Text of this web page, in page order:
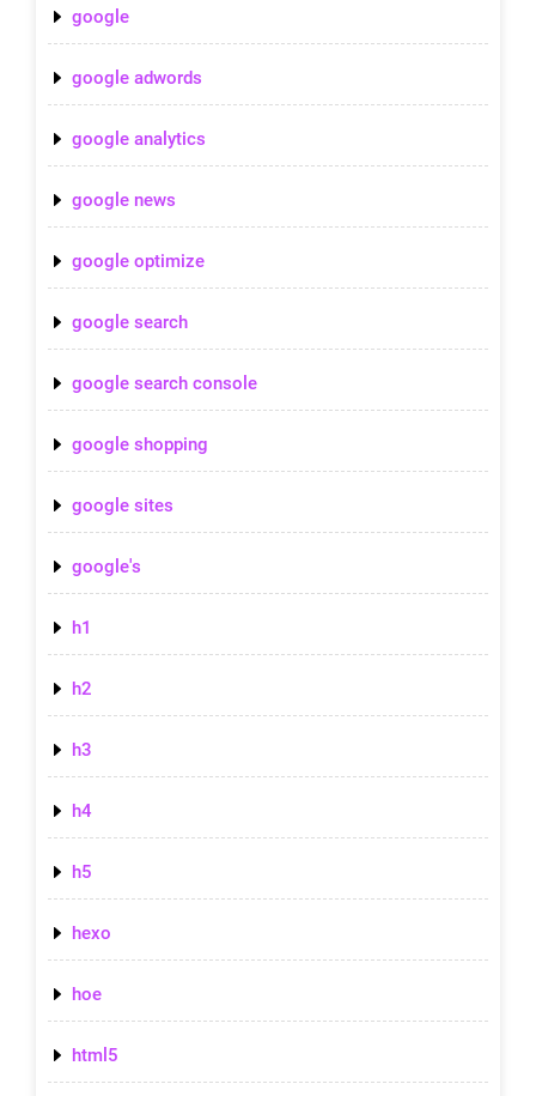
google
google adwords
google analytics
google news
google optimize
google search
google search console
google shopping
google sites
google's
h1
h2
h3
h4
h5
hexo
hoe
html5